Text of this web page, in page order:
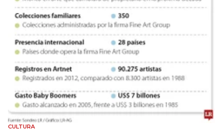
CULTURA